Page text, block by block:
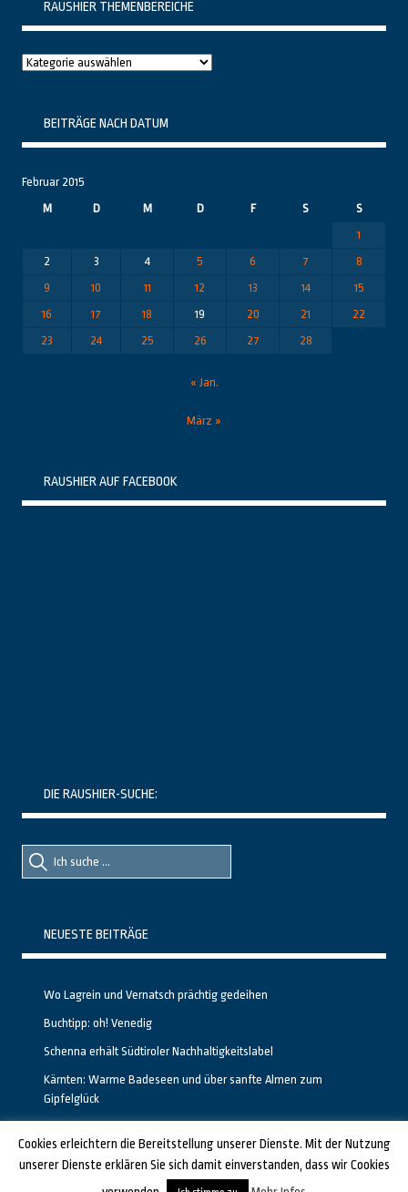
RAUSHIER THEMENBEREICHE
Raushier
BEITRÄGE NACH DATUM
Februar 2015
M
D M D F S
S
1
2
3 4 5 6 7
8
9
10 11 12 13 14
15
16
17 18 19 20 21
22
23
24 25 26 27 28
« Jan.
März »
RAUSHIER AUF FACEBOOK
DIE RAUSHIER-SUCHE:
Suche
nach::
Suche
nach:
NEUESTE BEITRÄGE
Wo Lagrein und Vernatsch prächtig gedeihen
Buchtipp: oh! Venedig
Schenna erhält Südtiroler Nachhaltigkeitslabel
Kärnten: Warme Badeseen und über sanfte Almen zum
Gipfelglück
GESTALTET UND PROGRAMMIERT VON ALBERTO & FRANZ BEI LUCID.BERLIN
Cookies erleichtern die Bereitstellung unserer Dienste. Mit der Nutzung
unserer Dienste erklären Sie sich damit einverstanden, dass wir Cookies